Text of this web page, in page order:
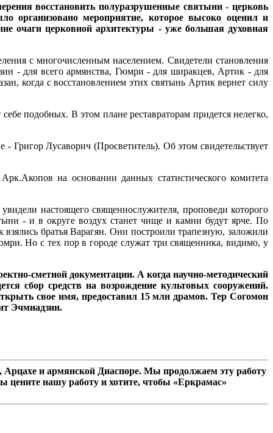
восстановить полуразрушенные святыни - церковь
мероприятие, которое высоко оценил и
очаги церковной архитектуры - уже большая духовная
с многочисленным населением. Свидетели становления
- для всего армянства, Гюмри - для ширакцев, Артик - для
когда с восстановлением этих святынь Артик вернет силу
подобных. В этом плане реставраторам придется нелегко,
Григор Лусаворич (Просветитель). Об этом свидетельствует
на основании данных статистического комитета
настоящего священнослужителя, проповеди которого
- и в округе воздух станет чище и камни будут ярче. По
братья Варагян. Они построили трапезную, заложили
Но с тех пор в городе служат три священника, видимо, у
сметной документации. А когда научно-методический
сбор средств на возрождение культовых сооружений.
свое имя, предоставил 15 млн драмов. Тер Согомон
Эчмиадзин.
и армянской Диаспоре. Мы продолжаем эту работу
цените нашу работу и хотите, чтобы «Еркрамас»